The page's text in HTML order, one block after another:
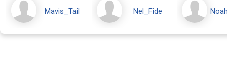
Mavis_Tail Nel_Fide